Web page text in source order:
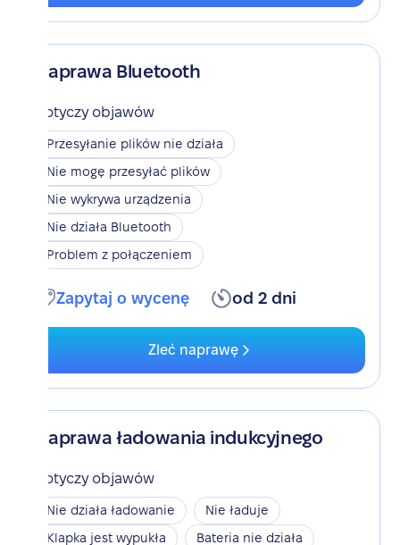
Naprawa Bluetooth
Dotyczy objawów
Przesyłanie plików nie działa
Nie mogę przesyłać plików
Nie wykrywa urządzenia
Nie działa Bluetooth
Problem z połączeniem
Zapytaj o wycenę od 2 dni
Zleć naprawę
Naprawa ładowania indukcyjnego
Dotyczy objawów
Nie działa ładowanie
Nie ładuje
Klapka jest wypukła
Bateria nie działa